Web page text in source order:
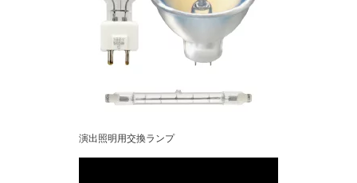
演出照明用交換ランプ